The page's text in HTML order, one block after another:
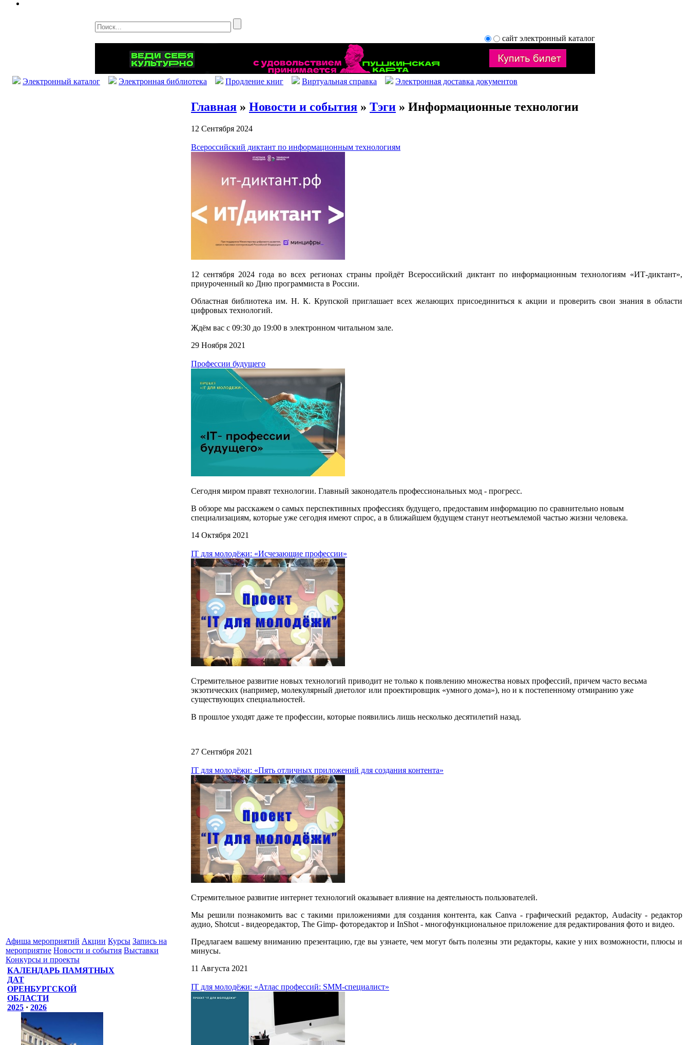
сайт электронный каталог
Электронный каталог Электронная библиотека Продление книг Виртуальная справка Электронная доставка документов
Афиша мероприятий Акции Курсы Запись на
мероприятие Новости и события Выставки
Конкурсы и проекты
КАЛЕНДАРЬ ПАМЯТНЫХ
ДАТ
ОРЕНБУРГСКОЙ
ОБЛАСТИ
2025 · 2026
Главная » Новости и события » Тэги » Информационные технологии
12 Сентября 2024
Всероссийский диктант по информационным технологиям
12 сентября 2024 года во всех регионах страны пройдёт Всероссийский диктант по информационным технологиям «ИТ-диктант»,
приуроченный ко Дню программиста в России.
Областная библиотека им. Н. К. Крупской приглашает всех желающих присоединиться к акции и проверить свои знания в области
цифровых технологий.
Ждём вас с 09:30 до 19:00 в электронном читальном зале.
29 Ноября 2021
Профессии будущего
Сегодня миром правят технологии. Главный законодатель профессиональных мод - прогресс.
В обзоре мы расскажем о самых перспективных профессиях будущего, предоставим информацию по сравнительно новым
специализациям, которые уже сегодня имеют спрос, а в ближайшем будущем станут неотъемлемой частью жизни человека.
14 Октября 2021
IT для молодёжи: «Исчезающие профессии»
Стремительное развитие новых технологий приводит не только к появлению множества новых профессий, причем часто весьма
экзотических (например, молекулярный диетолог или проектировщик «умного дома»), но и к постепенному отмиранию уже
существующих специальностей.
В прошлое уходят даже те профессии, которые появились лишь несколько десятилетий назад.
27 Сентября 2021
IT для молодёжи: «Пять отличных приложений для создания контента»
Стремительное развитие интернет технологий оказывает влияние на деятельность пользователей.
Мы решили познакомить вас с такими приложениями для создания контента, как Canva - графический редактор, Audacity - редактор
аудио, Shotcut - видеоредактор, The Gimp- фоторедактор и InShot - многофункциональное приложение для редактирования фото и видео.
Предлагаем вашему вниманию презентацию, где вы узнаете, чем могут быть полезны эти редакторы, какие у них возможности, плюсы и
минусы.
11 Августа 2021
IT для молодёжи: «Атлас профессий: SMM-специалист»